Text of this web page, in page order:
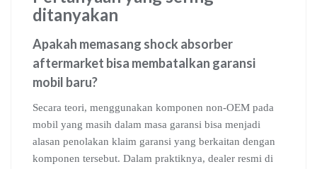
ditanyakan
Apakah memasang shock absorber
aftermarket bisa membatalkan garansi
mobil baru?
Secara teori, menggunakan komponen non-OEM pada
mobil yang masih dalam masa garansi bisa menjadi
alasan penolakan klaim garansi yang berkaitan dengan
komponen tersebut. Dalam praktiknya, dealer resmi di